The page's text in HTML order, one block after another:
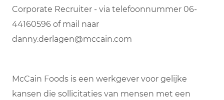
Corporate Recruiter - via telefoonnummer 06-
44160596 of mail naar
danny.derlagen@mccain.com
McCain Foods is een werkgever voor gelijke
kansen die sollicitaties van mensen met een